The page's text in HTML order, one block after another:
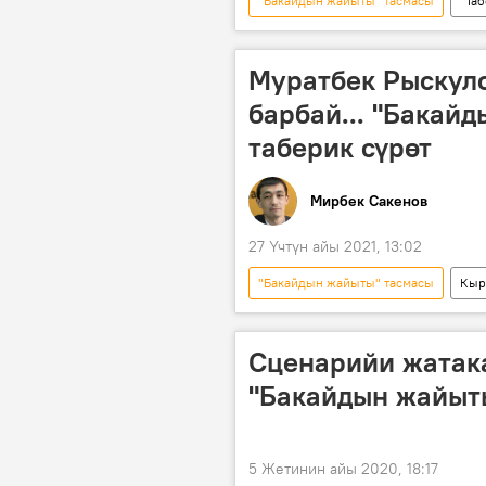
Кыргызстан
Маданият
Муратбек
барбай...
таберик сүрөт
Мирбек Сакенов
27 Үчтүн айы 2021, 13:02
"Бакайдын жайыты" тасмасы
Алиман Жангорозова
Сценарийи
"Бакайдын
5 Жетинин айы 2020, 18:17